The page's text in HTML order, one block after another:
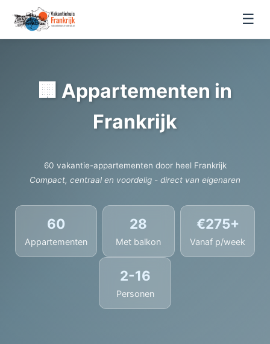
☰
🏢 Appartementen in
Frankrijk
60 vakantie-appartementen door heel Frankrijk
Compact, centraal en voordelig - direct van eigenaren
60
Appartementen
28
Met balkon
€275+
Vanaf p/week
2-16
Personen